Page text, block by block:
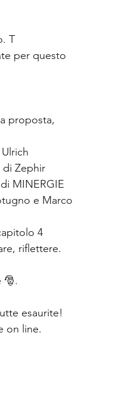
T
per questo
proposta,
di Zephir
MINERGIE
e Marco
4
riflettere.
🎅.
esaurite!
on line.